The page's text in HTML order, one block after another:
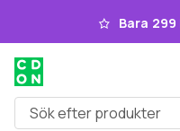
Hoppa till Bara
Sök efter produkter